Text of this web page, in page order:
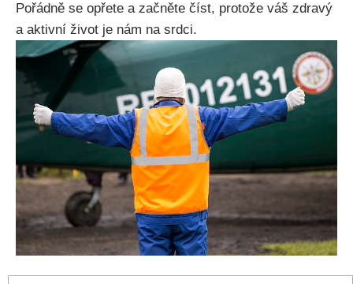
Pořádně se opřete a⁤ začněte číst, ‌protože váš zdravý
a aktivní život je ⁤nám na srdci.